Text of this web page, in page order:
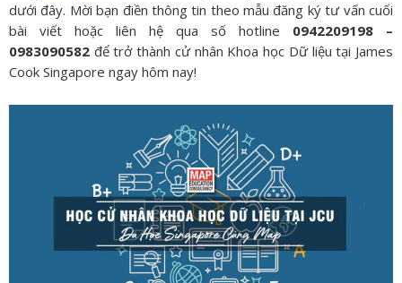
dưới đây. Mời bạn điền thông tin theo mẫu đăng ký tư vấn cuối
bài viết hoặc liên hệ qua số hotline 0942209198 –
0983090582 để trở thành cử nhân Khoa học Dữ liệu tại James
Cook Singapore ngay hôm nay!